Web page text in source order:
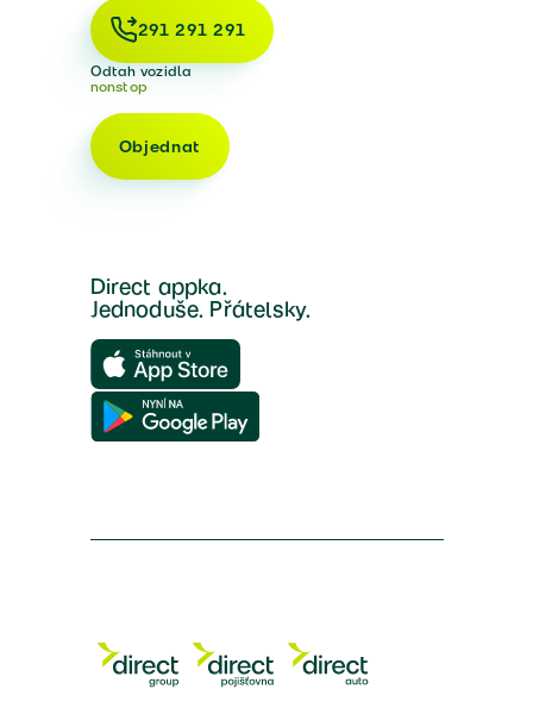
291 291 291
Odtah vozidla
nonstop
Objednat
Direct appka.
Jednoduše. Přátelsky.